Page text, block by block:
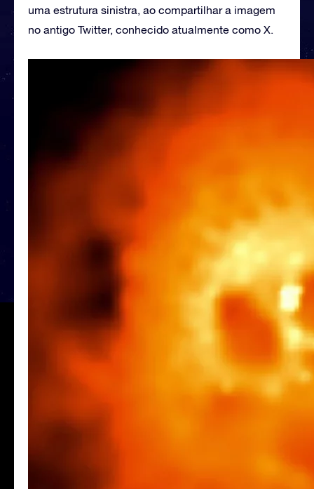
uma estrutura sinistra, ao compartilhar a imagem
no antigo Twitter, conhecido atualmente como X.